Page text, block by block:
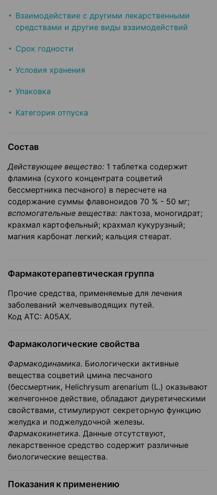
Взаимодействие с другими лекарственными
средствами и другие виды взаимодействий
Срок годности
Условия хранения
Упаковка
Категория отпуска
Состав
Действующее вещество: 1 таблетка содержит
фламина (сухого концентрата соцветий
бессмертника песчаного) в пересчете на
содержание суммы флавоноидов 70 % - 50 мг;
вспомогательные вещества: лактоза, моногидрат;
крахмал картофельный; крахмал кукурузный;
магния карбонат легкий; кальция стеарат.
Фармакотерапевтическая группа
Прочие средства, применяемые для лечения
заболеваний желчевыводящих путей.
Код АТС: А05АX.
Фармакологические свойства
Фармакодинамика. Биологически активные
вещества соцветий цмина песчаного
(бессмертник, Helichrysum arenarium (L.) оказывают
желчегонное действие, обладают диуретическими
свойствами, стимулируют секреторную функцию
желудка и поджелудочной железы.
Фармакокинетика. Данные отсутствуют,
лекарственное средство содержит различные
биологические вещества.
Показания к применению